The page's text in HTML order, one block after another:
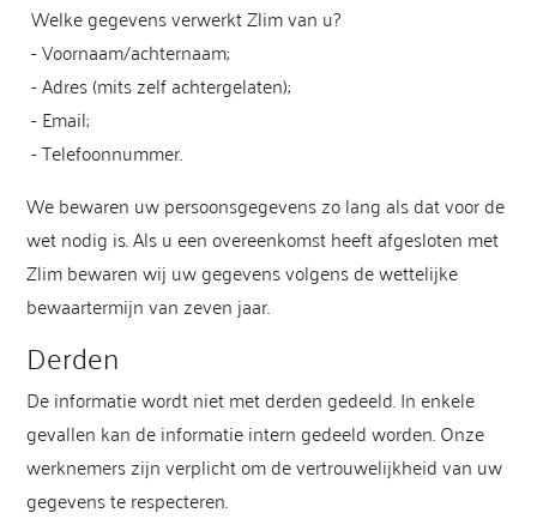
Welke gegevens verwerkt Zlim van u?
- Voornaam/achternaam;
- Adres (mits zelf achtergelaten);
- Email;
- Telefoonnummer.
We bewaren uw persoonsgegevens zo lang als dat voor de
wet nodig is. Als u een overeenkomst heeft afgesloten met
Zlim bewaren wij uw gegevens volgens de wettelijke
bewaartermijn van zeven jaar.
Derden
De informatie wordt niet met derden gedeeld. In enkele
gevallen kan de informatie intern gedeeld worden. Onze
werknemers zijn verplicht om de vertrouwelijkheid van uw
gegevens te respecteren.